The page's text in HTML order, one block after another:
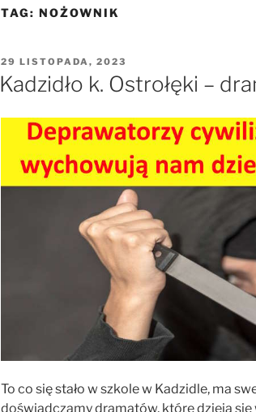
TAG: NOŻOWNIK
OPUBLIKOWANE
W
29 LISTOPADA, 2023
Kadzidło k. Ostrołęki –
To co się stało w szkole w Kadzidle, ma
doświadczamy dramatów, które dzieją się